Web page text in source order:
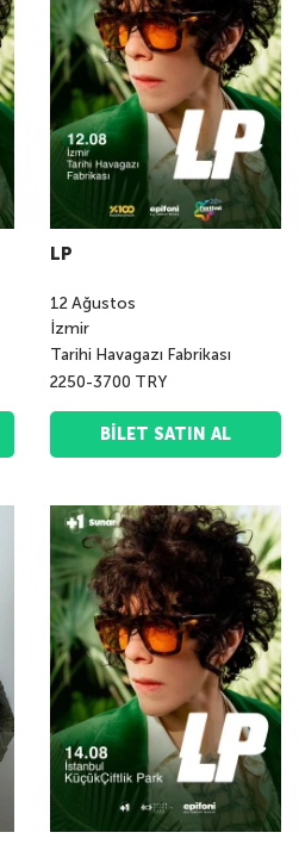
LP
12Ağustos
İzmir
Tarihi Havagazı Fabrikası
2250-3700 TRY
BILET SATIN AL